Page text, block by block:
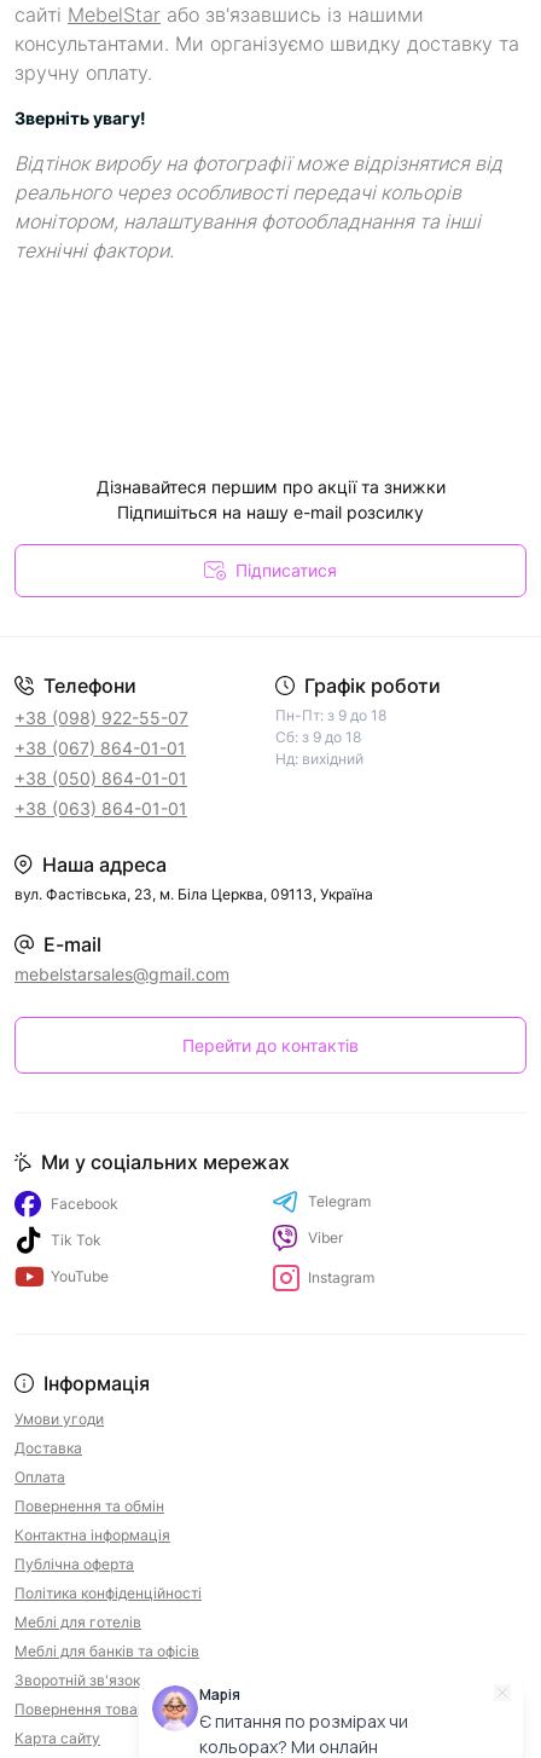
сайті MebelStar або зв'язавшись із нашими
консультантами. Ми організуємо швидку доставку та
зручну оплату.
Зверніть увагу!
Відтінок виробу на фотографії може відрізнятися від
реального через особливості передачі кольорів
монітором, налаштування фотообладнання та інші
технічні фактори.
Дізнавайтеся першим про акції та знижки
Підпишіться на нашу e-mail розсилку
Підписатися
Телефони
+38 (098) 922-55-07
+38 (067) 864-01-01
+38 (050) 864-01-01
+38 (063) 864-01-01
Графік роботи
Пн-Пт: з 9 до 18
Сб: з 9 до 18
Нд: вихідний
Наша адреса
вул. Фастівська, 23, м. Біла Церква, 09113, Україна
E-mail
mebelstarsales@gmail.com
Перейти до контактів
Інформація
Умови угоди
Доставка
Оплата
Повернення та обмін
Контактна інформація
Публічна оферта
Політика конфіденційності
Меблі для готелів
Меблі для банків та офісів
Зворотній зв'язок
Повернення товару
Карта сайту
Ми у соціальних мережах
Facebook
Tik Tok
YouTube
Telegram
Viber
Instagram
Марія
Є питання по розмірах чи
кольорах? Ми онлайн